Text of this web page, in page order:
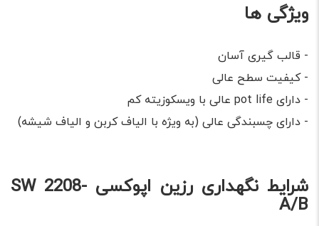
ویژگی ها
- قالب گیری آسان
- کیفیت سطح عالی
- دارای pot life عالی با ویسکوزیته کم
- دارای چسبندگی عالی (به ویژه با الیاف کربن و الیاف شیشه)
شرایط نگهداری رزین اپوکسی SW 2208-
A/B